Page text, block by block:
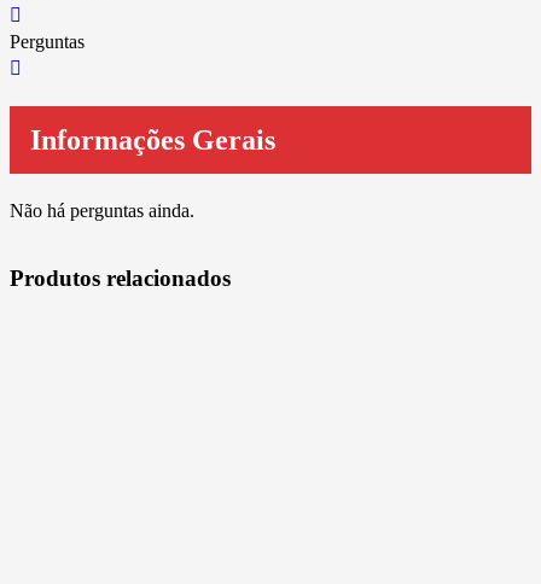
Perguntas
Informações Gerais
Não há perguntas ainda.
Produtos relacionados